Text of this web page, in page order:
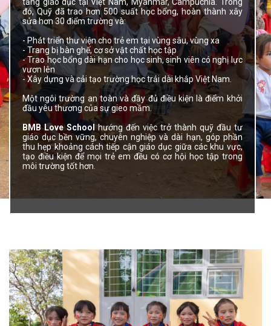
đó, Quỹ đã trao hơn 500 suất học bổng, hoàn thành xây
sửa hơn 30 điểm trường và:
- Phát triển thư viện cho trẻ em tại vùng sâu, vùng xa
- Trang bị bàn ghế, cơ sở vật chất học tập
- Trao học bổng dài hạn cho học sinh, sinh viên có nghị lực
vươn lên
- Xây dựng và cải tạo trường học trải dài khắp Việt Nam.
Một ngôi trường an toàn và đầy đủ điều kiện là điểm khởi
đầu yêu thương của sự gieo mầm.
BMB Love School hướng đến việc trở thành quỹ đầu tư
giáo dục bền vững, chuyên nghiệp và dài hạn, góp phần
thu hẹp khoảng cách tiếp cận giáo dục giữa các khu vực,
tạo điều kiện để mọi trẻ em đều có cơ hội học tập trong
môi trường tốt hơn.